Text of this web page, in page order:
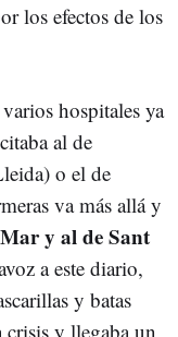
los efectos de los
hospitales ya
al de
o el de
va más allá y
y al de Sant
a este diario,
y batas
y llegaba un